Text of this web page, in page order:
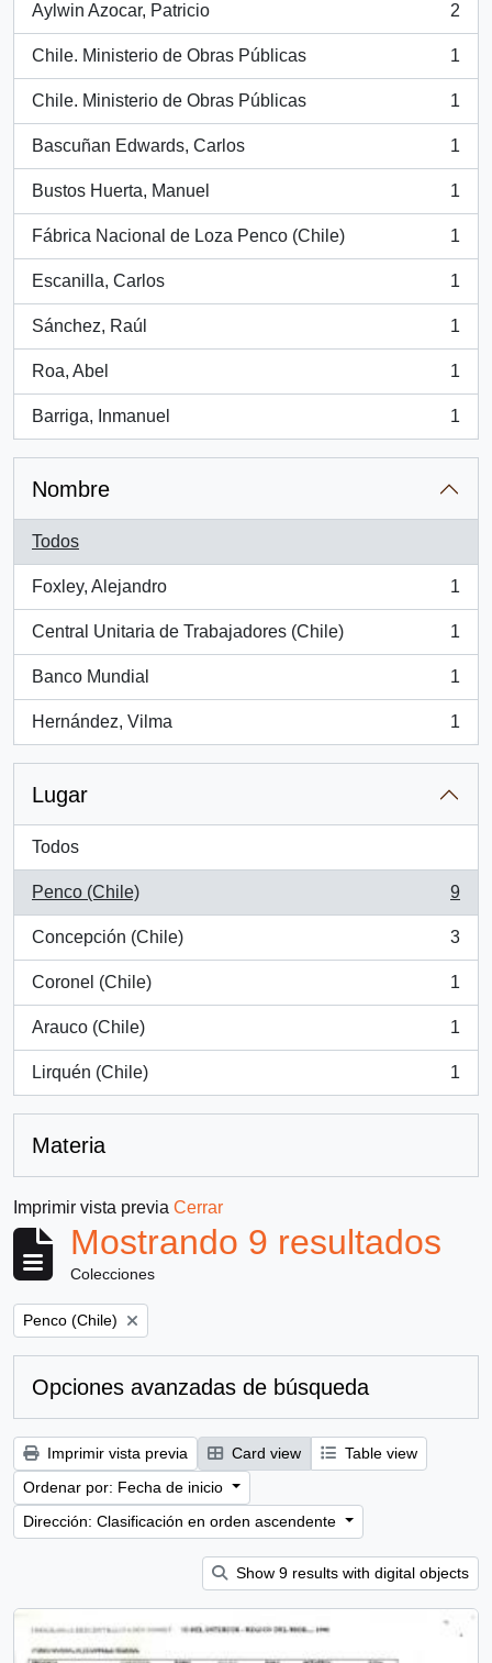
Aylwin Azocar, Patricio
, 2 resultados
2
Chile. Ministerio de Obras Públicas
, 1 resultados
1
Chile. Ministerio de Obras Públicas
, 1 resultados
1
Bascuñan Edwards, Carlos
, 1 resultados
1
Bustos Huerta, Manuel
, 1 resultados
1
Fábrica Nacional de Loza Penco (Chile)
, 1 resultados
1
Escanilla, Carlos
, 1 resultados
1
Sánchez, Raúl
, 1 resultados
1
Roa, Abel
, 1 resultados
1
Barriga, Inmanuel
, 1 resultados
1
Nombre
Todos
Foxley, Alejandro
, 1 resultados
1
Central Unitaria de Trabajadores (Chile)
, 1 resultados
1
Banco Mundial
, 1 resultados
1
Hernández, Vilma
, 1 resultados
1
Lugar
Todos
Penco (Chile)
, 9 resultados
9
Concepción (Chile)
, 3 resultados
3
Coronel (Chile)
, 1 resultados
1
Arauco (Chile)
, 1 resultados
1
Lirquén (Chile)
, 1 resultados
1
Materia
Imprimir vista previa Cerrar
Mostrando 9 resultados
Colecciones
Remove filter:
Penco (Chile)
Opciones avanzadas de búsqueda
Imprimir vista previa Card view
Table view
Ordenar por: Fecha de inicio
Dirección: Clasificación en orden ascendente
Show 9 results with digital objects